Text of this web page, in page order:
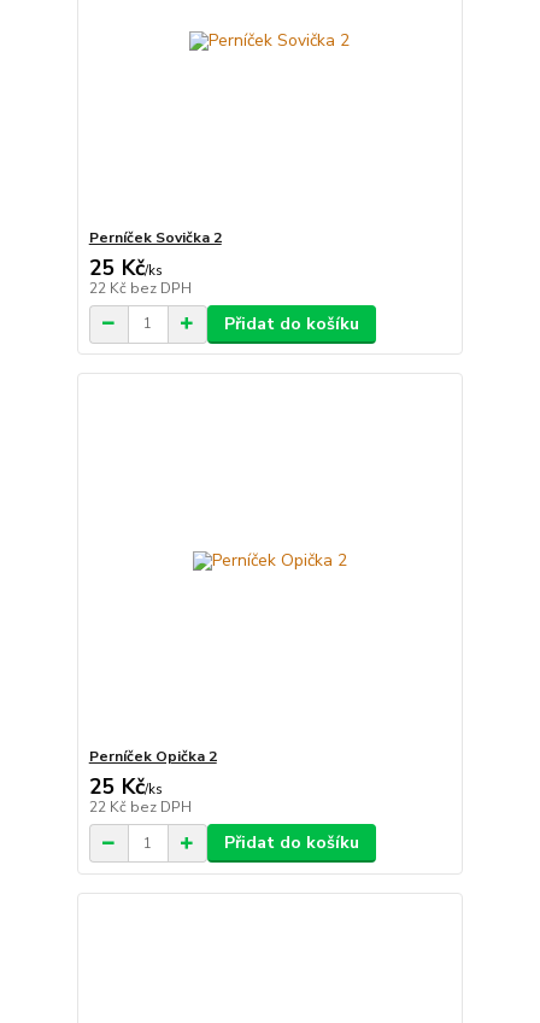
Perníček Sovička 2
25 Kč/ks
22 Kč bez DPH
Přidat do košíku
Perníček Opička 2
25 Kč/ks
22 Kč bez DPH
Přidat do košíku